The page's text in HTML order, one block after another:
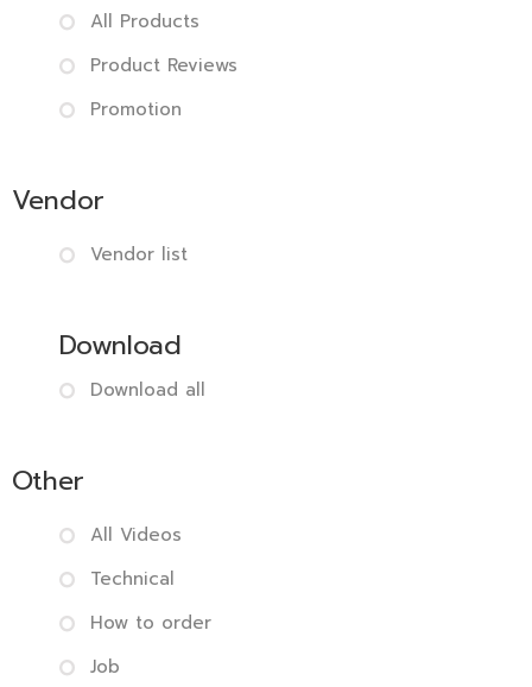
All Products
Product Reviews
Promotion
Vendor
Vendor list
Download
Download all
Other
All Videos
Technical
How to order
Job